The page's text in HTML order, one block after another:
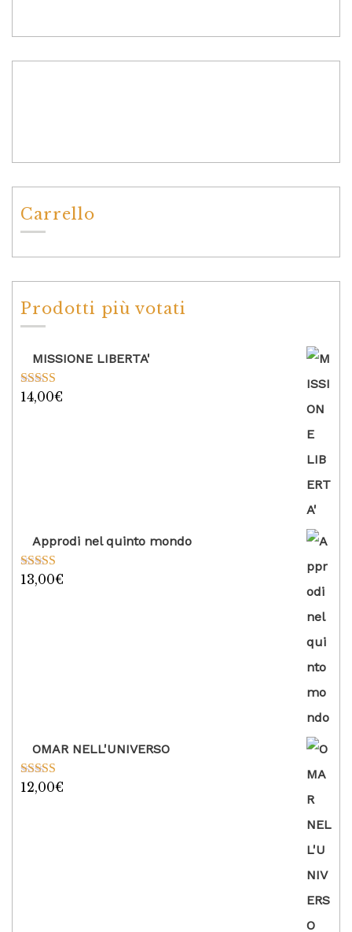
Carrello
Prodotti più votati
MISSIONE LIBERTA'
Valutato
14,00€
Approdi nel quinto mondo
Valutato
13,00€
OMAR NELL'UNIVERSO
Valutato
12,00€